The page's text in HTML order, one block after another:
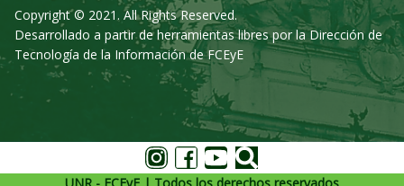
Copyright © 2021. All Rights Reserved.
Desarrollado a partir de herramientas libres por la Dirección de
Tecnología de la Información de FCEyE